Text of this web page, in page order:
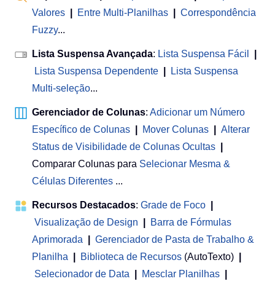
Valores
Entre Multi-Planilhas
Correspondência
Fuzzy...
Lista Suspensa Avançada: Lista Suspensa Fácil
Lista Suspensa Dependente
Lista Suspensa
Multi-seleção...
Gerenciador de Colunas: Adicionar um Número
Específico de Colunas
Mover Colunas
Alterar
Status de Visibilidade de Colunas Ocultas
Comparar Colunas para Selecionar Mesma &
Células Diferentes ...
Recursos Destacados: Grade de Foco
Visualização de Design
Barra de Fórmulas
Aprimorada
Gerenciador de Pasta de Trabalho &
Planilha
Biblioteca de Recursos (AutoTexto)
Selecionador de Data
Mesclar Planilhas